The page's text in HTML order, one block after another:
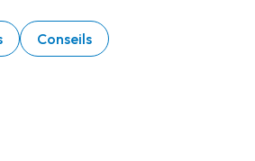
Conseils